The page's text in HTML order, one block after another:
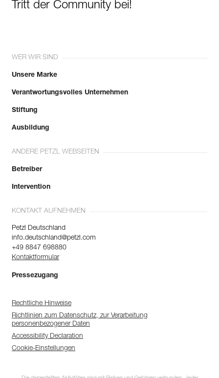
Tritt der Community bei!
WER WIR SIND
Unsere Marke
Verantwortungsvolles Unternehmen
Stiftung
Ausbildung
ANDERE PETZL WEBSEITEN
Betreiber
Intervention
KONTAKT AUFNEHMEN
Petzl Deutschland
info.deutschland@petzl.com
+49 8847 698880
Kontaktformular
Pressezugang
Rechtliche Hinweise
Richtlinien zum Datenschutz, zur Verarbeitung
personenbezogener Daten
Accessibility Declaration
Cookie-Einstellungen